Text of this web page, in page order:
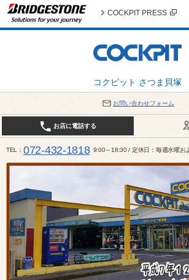
コクピット さつま貝塚
COCKPIT PRESS
お問い合わせフォーム
お店に電話する
TEL 072-432-1818 9:00～18:30 / 定休日：毎週水曜お